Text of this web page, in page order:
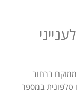
ברחוב
אליו טלפונית במספר